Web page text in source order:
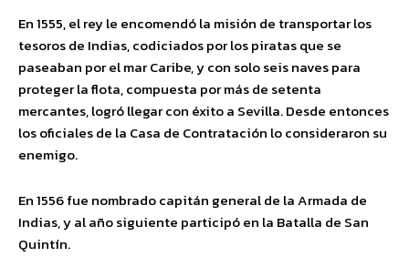
En 1555, el rey le encomendó la misión de transportar los
tesoros de Indias, codiciados por los piratas que se
paseaban por el mar Caribe, y con solo seis naves para
proteger la flota, compuesta por más de setenta
mercantes, logró llegar con éxito a Sevilla. Desde entonces
los oficiales de la Casa de Contratación lo consideraron su
enemigo.
En 1556 fue nombrado capitán general de la Armada de
Indias, y al año siguiente participó en la Batalla de San
Quintín.